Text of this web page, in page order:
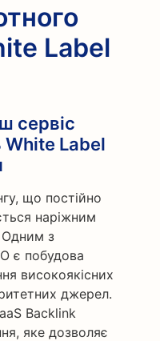
Label
сервіс
White Label
що постійно
наріжним
Одним з
є побудова
високоякісних
джерел.
Backlink
яке дозволяє